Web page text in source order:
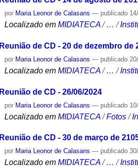
por Maria Leonor de Calasans — publicado
Localizado em MIDIATECA /…/
Reunião de CD - 20 de dezembro de
por Maria Leonor de Calasans — publicado
Localizado em MIDIATECA /…/
Reunião de CD - 26/06/2024
por Maria Leonor de Calasans — publicado
Localizado em MIDIATECA /Fotos /
Reunião de CD - 30 de março de
por Maria Leonor de Calasans — publicado
Localizado em MIDIATECA /…/